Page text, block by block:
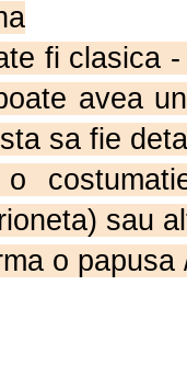
fi clasica
avea
sa fie
sau
o